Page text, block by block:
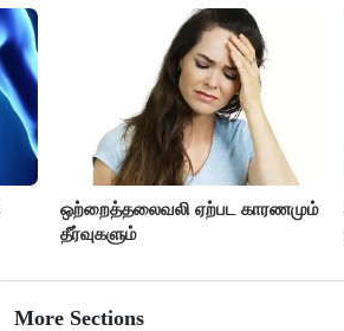
ஒப்படைப்பதில் கவனம் தேவை..!
ஒற்றைத்தலைவலி ஏற்பட காரணமும்
தீர்வுகளும்
More Sections